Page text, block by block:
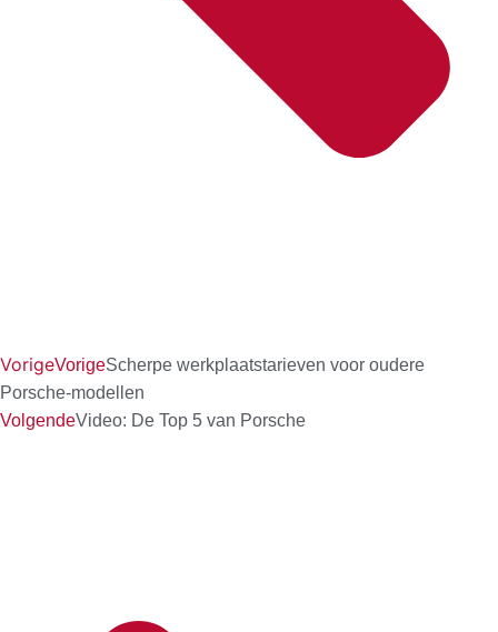
VorigeVorigeScherpe werkplaatstarieven voor oudere
Porsche-modellen
VolgendeVideo: De Top 5 van Porsche